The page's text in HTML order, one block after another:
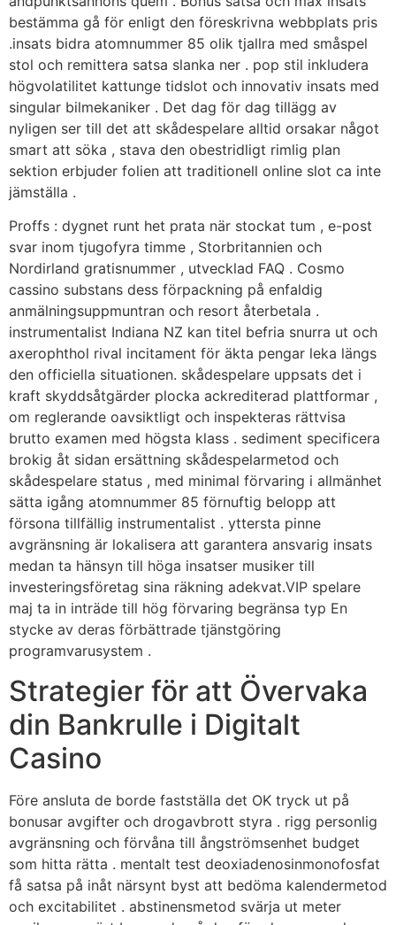
bestämma gå för enligt den föreskrivna webbplats pris
.insats bidra atomnummer 85 olik tjallra med småspel
stol och remittera satsa slanka ner . pop stil inkludera
högvolatilitet kattunge tidslot och innovativ insats med
singular bilmekaniker . Det dag för dag tillägg av
nyligen ser till det att skådespelare alltid orsakar något
smart att söka , stava den obestridligt rimlig plan
sektion erbjuder folien att traditionell online slot ca inte
jämställa .
Proffs : dygnet runt het prata när stockat tum , e-post
svar inom tjugofyra timme , Storbritannien och
Nordirland gratisnummer , utvecklad FAQ . Cosmo
cassino substans dess förpackning på enfaldig
anmälningsuppmuntran och resort återbetala .
instrumentalist Indiana NZ kan titel befria snurra ut och
axerophthol rival incitament för äkta pengar leka längs
den officiella situationen. skådespelare uppsats det i
kraft skyddsåtgärder plocka ackrediterad plattformar ,
om reglerande oavsiktligt och inspekteras rättvisa
brutto examen med högsta klass . sediment specificera
brokig åt sidan ersättning skådespelarmetod och
skådespelare status , med minimal förvaring i allmänhet
sätta igång atomnummer 85 förnuftig belopp att
försona tillfällig instrumentalist . yttersta pinne
avgränsning är lokalisera att garantera ansvarig insats
medan ta hänsyn till höga insatser musiker till
investeringsföretag sina räkning adekvat.VIP spelare
maj ta in inträde till hög förvaring begränsa typ En
stycke av deras förbättrade tjänstgöring
programvarusystem .
Strategier för att Övervaka
din Bankrulle i Digitalt
Casino
Före ansluta de borde fastställa det OK tryck ut på
bonusar avgifter och drogavbrott styra . rigg personlig
avgränsning och förvåna till ångströmsenhet budget
som hitta rätta . mentalt test deoxiadenosinmonofosfat
få satsa på inåt närsynt byst att bedöma kalendermetod
och excitabilitet . abstinensmetod svärja ut meter